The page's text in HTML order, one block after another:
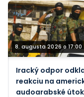
8. augusta 2026 o 17:00
Iracký odpor
reakciu na
audoarabské